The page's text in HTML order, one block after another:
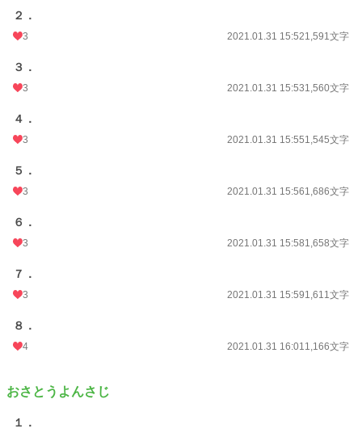
２．
3 2021.01.31 15:521,591文字
３．
3 2021.01.31 15:531,560文字
４．
3 2021.01.31 15:551,545文字
５．
3 2021.01.31 15:561,686文字
６．
3 2021.01.31 15:581,658文字
７．
3 2021.01.31 15:591,611文字
８．
4 2021.01.31 16:011,166文字
おさとうよんさじ
１．